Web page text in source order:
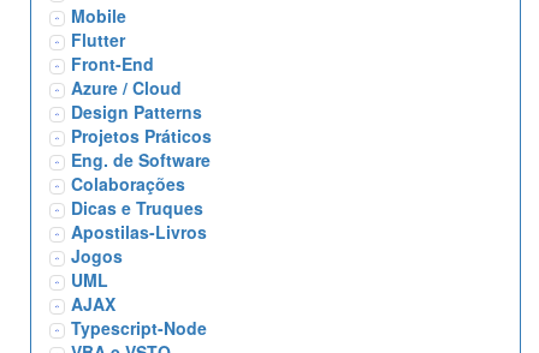
Mobile
Flutter
Front-End
Azure / Cloud
Design Patterns
Projetos Práticos
Eng. de Software
Colaborações
Dicas e Truques
Apostilas-Livros
Jogos
UML
AJAX
Typescript-Node